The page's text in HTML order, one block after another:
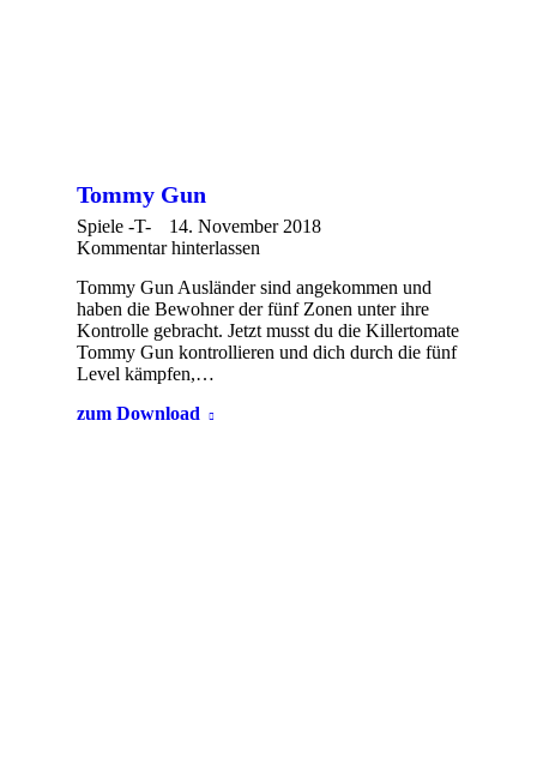
Tommy Gun
Spiele -T-
14. November 2018
Kommentar hinterlassen
Tommy Gun Ausländer sind angekommen und
haben die Bewohner der fünf Zonen unter ihre
Kontrolle gebracht. Jetzt musst du die Killertomate
Tommy Gun kontrollieren und dich durch die fünf
Level kämpfen,…
zum Download